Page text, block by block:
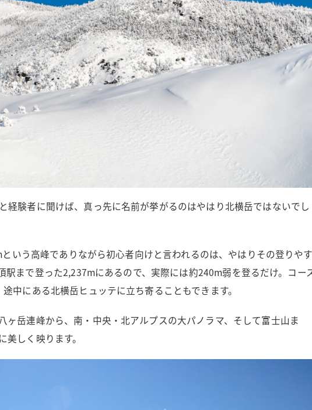
経験者に聞けば、真っ先に名前が挙がるのはやはり北横岳ではないでし
いう高峰でありながら初心者向けと言われるのは、やはりその登りや
駅まで登った2,237mにあるので、実際には約240m弱を登るだけ。コー
中にある北横岳ヒュッテに立ち寄ることもできます。
ヶ岳連峰から、南・中央・北アルプスの大パノラマ、そして富士山ま
しく映ります。